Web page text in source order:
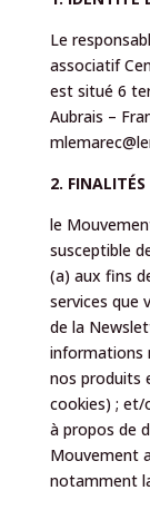
Le
associatif
est situé 6
Aubrais –
2.
le
susceptible
(a) aux fins
services que
de la
informations
nos produits
cookies) ; et/
à propos de
Mouvement
notamment